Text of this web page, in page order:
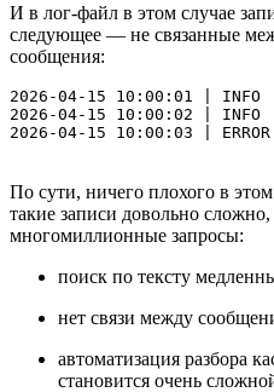
И в лог-файл в этом случае
следующее — не связанные
сообщения:
2026-04-15 10:00:01 | INFO
2026-04-15 10:00:02 | INFO |
2026-04-15 10:00:03 |
По сути, ничего плохого в
такие записи довольно сложно,
многомиллионные запросы:
поиск по тексту
нет связи между
автоматизация разбора
становится очень